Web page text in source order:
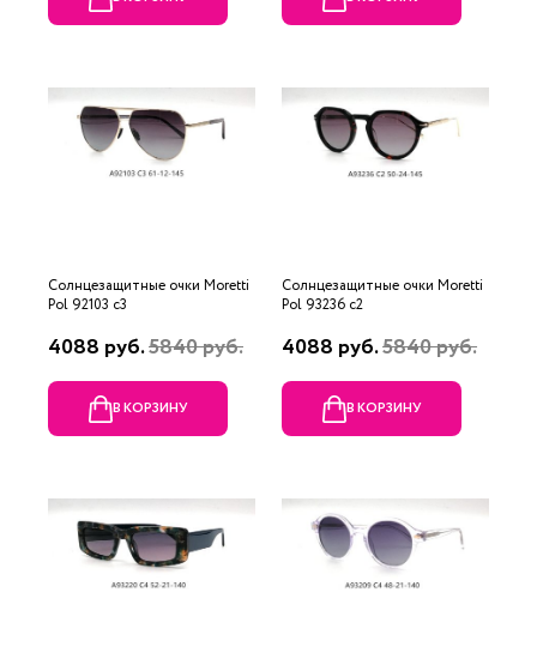
Солнцезащитные очки Moretti
Pol 92103 c3
4088 руб.5840 руб.
В КОРЗИНУ
Солнцезащитные очки Moretti
Pol 93236 c2
4088 руб.5840 руб.
В КОРЗИНУ